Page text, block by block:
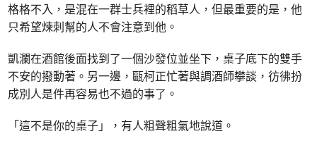
格格不入，是混在一群士兵裡的稻草人，但最重要的是，他
只希望煉刺幫的人不會注意到他。
凱瀾在酒館後面找到了一個沙發位並坐下，桌子底下的雙手
不安的撥動著。另一邊，甌柯正忙著與調酒師攀談，彷彿扮
成別人是件再容易也不過的事了。
「這不是你的桌子」，有人粗聲粗氣地說道。